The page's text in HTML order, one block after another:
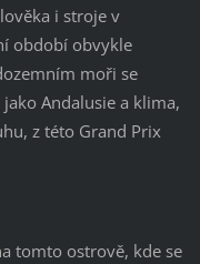
i stroje v
období obvykle
moři se
Andalusie a klima,
z této Grand Prix
tomto ostrově, kde se